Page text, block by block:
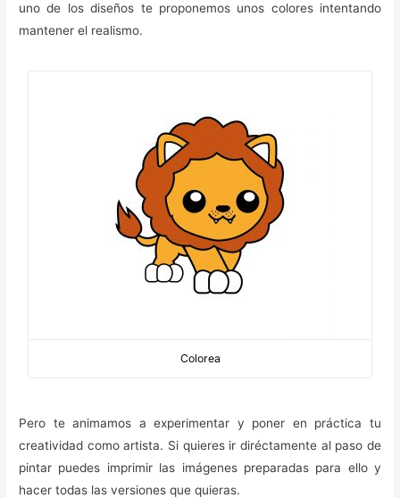
uno de los diseños te proponemos unos colores intentando
mantener el realismo.
Colorea
Pero te animamos a experimentar y poner en práctica tu
creatividad como artista. Si quieres ir diréctamente al paso de
pintar puedes imprimir las imágenes preparadas para ello y
hacer todas las versiones que quieras.